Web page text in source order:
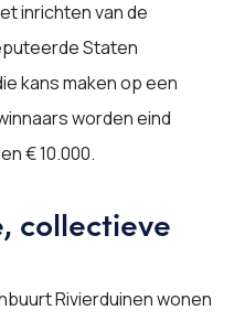
inrichten van de
Staten
kans maken op een
worden eind
€ 10.000.
collectieve
Rivierduinen wonen